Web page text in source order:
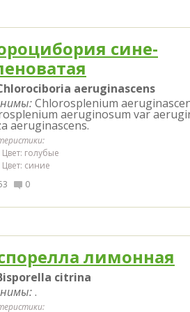
сине-
aeruginascens
Chlorosplenium
aeruginosum var
aeruginascens.
Цвет: голубые
Цвет: синие
0
лимонная
citrina
.